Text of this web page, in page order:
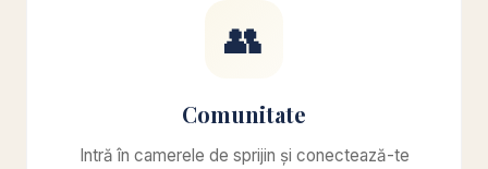
👥
Comunitate
Intră în camerele de sprijin și conectează-te